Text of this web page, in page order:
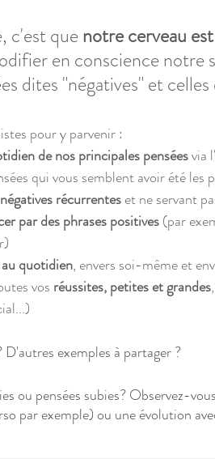
c'est que notre cerveau
en conscience notre
dites "négatives" et
pour y parvenir :
de nos principales pensées via
qui vous semblent avoir été les
récurrentes et ne servant
par des phrases positives (par
quotidien, envers soi-même et
vos réussites, petites et grandes
exemples à partager ?
ou pensées subies? Observez-
par exemple) ou une évolution